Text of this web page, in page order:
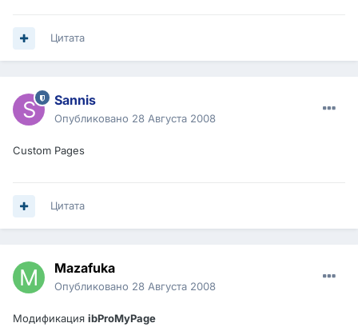
Цитата
Sannis
Опубликовано 28 Августа 2008
Custom Pages
Цитата
Mazafuka
Опубликовано 28 Августа 2008
Модификация ibProMyPage